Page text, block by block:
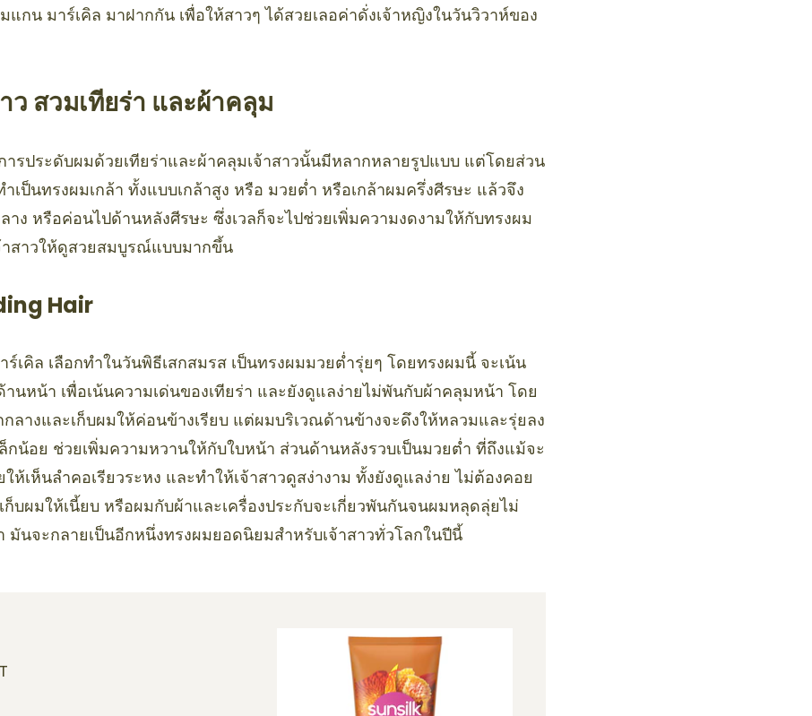
แกน มาร์เคิล มาฝากกัน เพื่อให้สาวๆ ได้สวยเลอค่าดั่งเจ้าหญิงในวันวิวาห์ของ
ว สวมเทียร่า และผ้าคลุม
ารประดับผมด้วยเทียร่าและผ้าคลุมเจ้าสาวนั้นมีหลากหลายรูปแบบ แต่โดยส่วน
เป็นทรงผมเกล้า ทั้งแบบเกล้าสูง หรือ มวยต่ำ หรือเกล้าผมครึ่งศีรษะ แล้วจึง
าง หรือค่อนไปด้านหลังศีรษะ ซึ่งเวลก็จะไปช่วยเพิ่มความงดงามให้กับทรงผม
สาวให้ดูสวยสมบูรณ์แบบมากขึ้น
Hair
เคิล เลือกทำในวันพิธีเสกสมรส เป็นทรงผมมวยต่ำรุ่ยๆ โดยทรงผมนี้ จะเน้น
านหน้า เพื่อเน้นความเด่นของเทียร่า และยังดูแลง่ายไม่พันกับผ้าคลุมหน้า โดย
ลางและเก็บผมให้ค่อนข้างเรียบ แต่ผมบริเวณด้านข้างจะดึงให้หลวมและรุ่ยลง
กน้อย ช่วยเพิ่มความหวานให้กับใบหน้า ส่วนด้านหลังรวบเป็นมวยต่ำ ที่ถึงแม้จะ
ให้เห็นลำคอเรียวระหง และทำให้เจ้าสาวดูสง่างาม ทั้งยังดูแลง่าย ไม่ต้องคอย
ก็บผมให้เนี้ยบ หรือผมกับผ้าและเครื่องประกับจะเกี่ยวพันกันจนผมหลุดลุ่ยไม่
มันจะกลายเป็นอีกหนึ่งทรงผมยอดนิยมสำหรับเจ้าสาวทั่วโลกในปีนี้